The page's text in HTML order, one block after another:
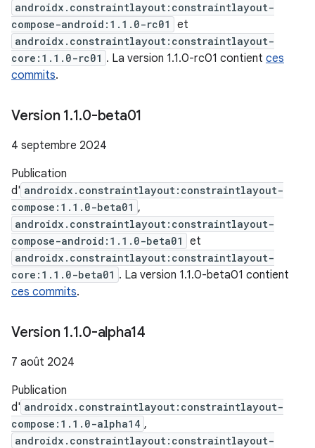
androidx.constraintlayout:constraintlayout-
compose-android:1.1.0-rc01
et
androidx.constraintlayout:constraintlayout-
core:1.1.0-rc01 . La version 1.1.0-rc01 contient ces
commits.
Version 1.1.0-beta01
4 septembre 2024
Publication
d' androidx.constraintlayout:constraintlayout-
compose:1.1.0-beta01 ,
androidx.constraintlayout:constraintlayout-
compose-android:1.1.0-beta01
et
androidx.constraintlayout:constraintlayout-
core:1.1.0-beta01 . La version 1.1.0-beta01 contient
ces commits.
Version 1.1.0-alpha14
7 août 2024
Publication
d' androidx.constraintlayout:constraintlayout-
compose:1.1.0-alpha14 ,
androidx.constraintlayout:constraintlayout-